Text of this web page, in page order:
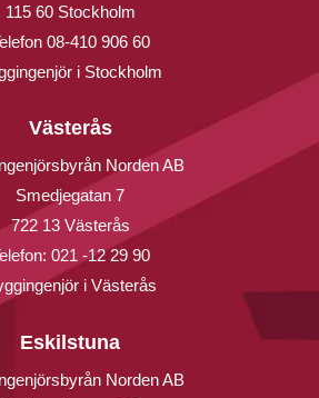
115 60 Stockholm
08-410 906 60
i Stockholm
Västerås
Norden AB
Smedjegatan 7
722 13 Västerås
021 -12 29 90
i Västerås
Eskilstuna
Norden AB